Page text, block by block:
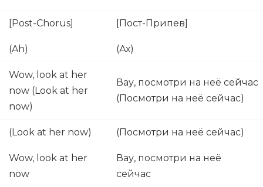
[Post-Chorus] [Пост-Припев]
(Ah) (Ах)
Wow, look at her
now (Look at her
now)
Вау, посмотри на неё сейчас
(Посмотри на неё сейчас)
(Look at her now) (Посмотри на неё сейчас)
Wow, look at her
now
Вау, посмотри на неё
сейчас